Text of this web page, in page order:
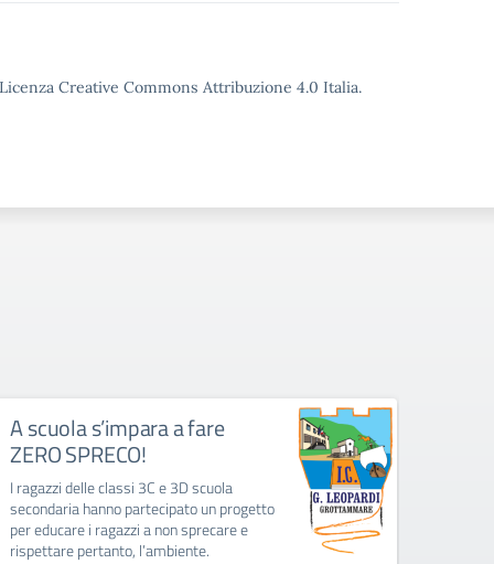
Creative Commons Attribuzione 4.0 Italia.
A scuola s’impara a fare
ZERO SPRECO!
I ragazzi delle classi 3C e 3D scuola
secondaria hanno partecipato un progetto
per educare i ragazzi a non sprecare e
rispettare pertanto, l’ambiente.